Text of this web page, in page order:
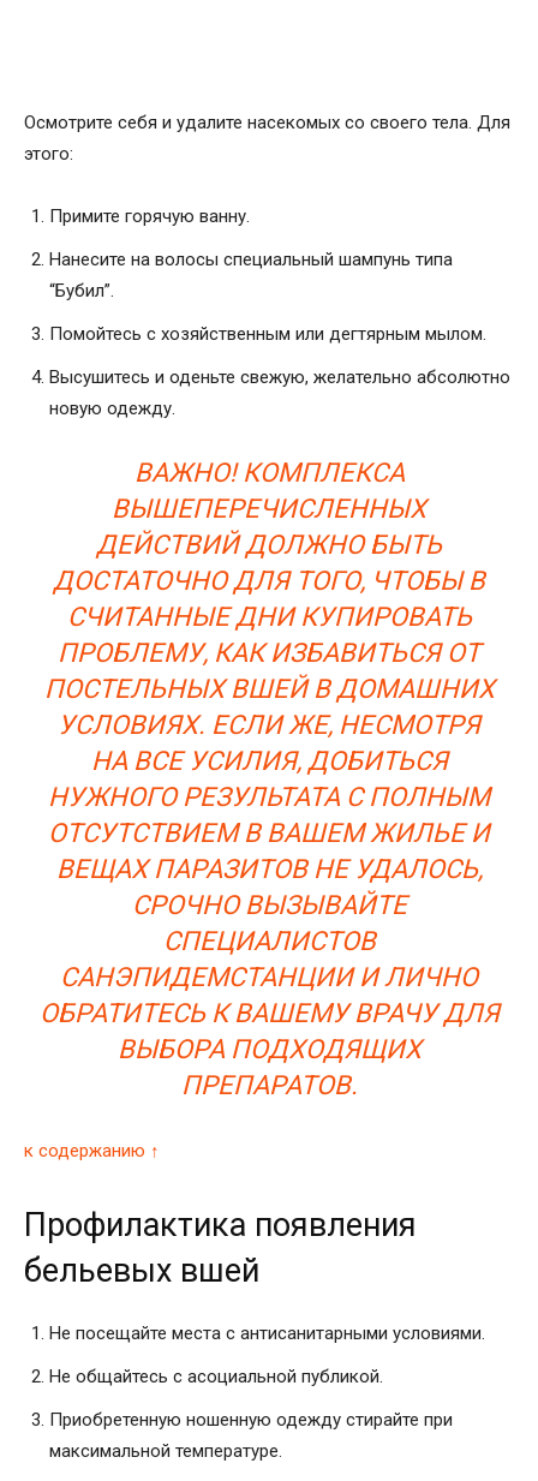
Осмотрите себя и удалите насекомых со своего тела. Для
этого:
Примите горячую ванну.
Нанесите на волосы специальный шампунь типа
“Бубил”.
Помойтесь с хозяйственным или дегтярным мылом.
Высушитесь и оденьте свежую, желательно абсолютно
новую одежду.
ВАЖНО! КОМПЛЕКСА
ВЫШЕПЕРЕЧИСЛЕННЫХ
ДЕЙСТВИЙ ДОЛЖНО БЫТЬ
ДОСТАТОЧНО ДЛЯ ТОГО, ЧТОБЫ В
СЧИТАННЫЕ ДНИ КУПИРОВАТЬ
ПРОБЛЕМУ, КАК ИЗБАВИТЬСЯ ОТ
ПОСТЕЛЬНЫХ ВШЕЙ В ДОМАШНИХ
УСЛОВИЯХ. ЕСЛИ ЖЕ, НЕСМОТРЯ
НА ВСЕ УСИЛИЯ, ДОБИТЬСЯ
НУЖНОГО РЕЗУЛЬТАТА С ПОЛНЫМ
ОТСУТСТВИЕМ В ВАШЕМ ЖИЛЬЕ И
ВЕЩАХ ПАРАЗИТОВ НЕ УДАЛОСЬ,
СРОЧНО ВЫЗЫВАЙТЕ
СПЕЦИАЛИСТОВ
САНЭПИДЕМСТАНЦИИ И ЛИЧНО
ОБРАТИТЕСЬ К ВАШЕМУ ВРАЧУ ДЛЯ
ВЫБОРА ПОДХОДЯЩИХ
ПРЕПАРАТОВ.
к содержанию ↑
Профилактика появления
бельевых вшей
Не посещайте места с антисанитарными условиями.
Не общайтесь с асоциальной публикой.
Приобретенную ношенную одежду стирайте при
максимальной температуре.